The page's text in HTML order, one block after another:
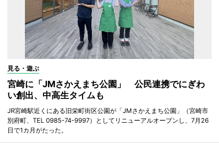
見る・遊ぶ
宮崎に「JMさかえまち公園」 公民連携でにぎわ
い創出、中高生タイムも
JR宮崎駅近くにある旧栄町街区公園が「JMさかえまち公園」（宮崎市
別府町、TEL 0985-74-9997）としてリニューアルオープンし、7月26
日で1カ月がたった。